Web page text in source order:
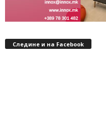
Следине и на Facebook